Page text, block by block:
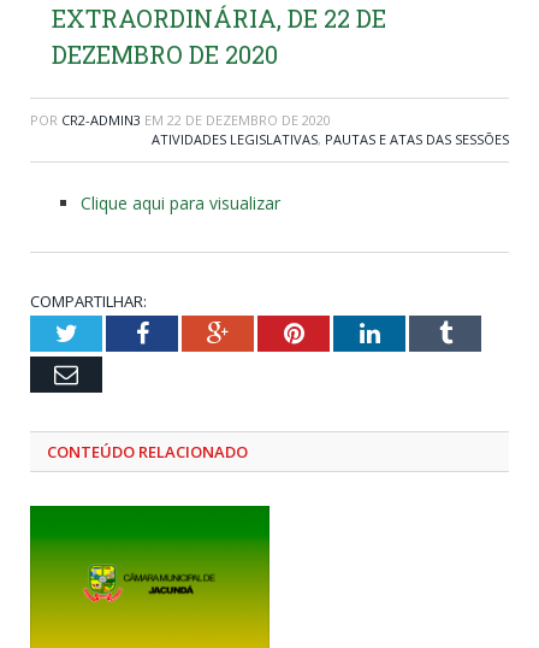
EXTRAORDINÁRIA, DE 22 DE
DEZEMBRO DE 2020
POR CR2-ADMIN3 EM 22 DE DEZEMBRO DE 2020
ATIVIDADES LEGISLATIVAS, PAUTAS E ATAS DAS SESSÕES
Clique aqui para visualizar
COMPARTILHAR:
TwitterFacebookGoogle+PinterestLinkedInTumblr
Email
CONTEÚDO RELACIONADO